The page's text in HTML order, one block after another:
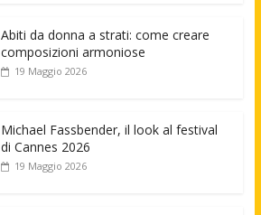
Abiti da donna a strati: come creare
composizioni armoniose
19 Maggio 2026
Michael Fassbender, il look al festival
di Cannes 2026
19 Maggio 2026